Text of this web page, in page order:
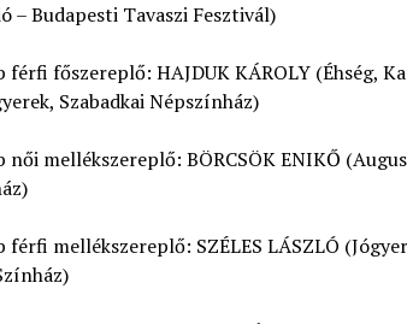
– Budapesti Tavaszi Fesztivál)
férfi főszereplő: HAJDUK KÁROLY (Éhség,
Szabadkai Népszínház)
női mellékszereplő: BÖRCSÖK ENIKŐ
férfi mellékszereplő: SZÉLES LÁSZLÓ